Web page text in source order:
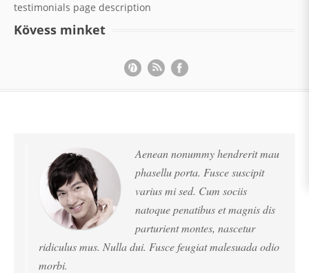
testimonials page description
Kövess minket
Aenean nonummy hendrerit mau
phasellu porta. Fusce suscipit
varius mi sed. Cum sociis
natoque penatibus et magnis dis
parturient montes, nascetur
ridiculus mus. Nulla dui. Fusce feugiat malesuada odio
morbi.